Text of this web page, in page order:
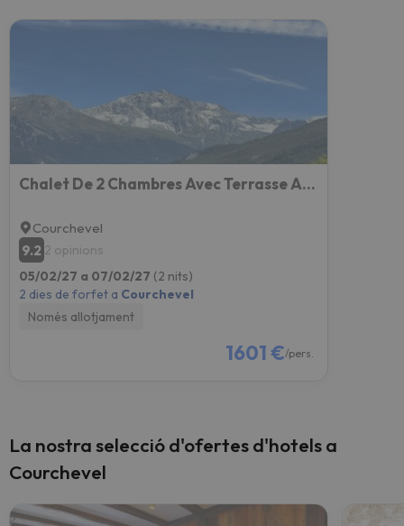
Chalet De 2 Chambres Avec Terrasse Amenagee A Courchevel A 6 Km Des Pistes
Courchevel
9.2 2 opinions
05/02/27 a 07/02/27 (2 nits)
2 dies de forfet a Courchevel
Només allotjament
1601 €/pers.
La nostra selecció d'ofertes d'hotels a
Courchevel